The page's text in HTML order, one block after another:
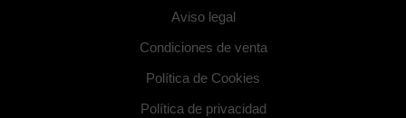
Aviso legal
Condiciones de venta
Política de Cookies
Política de privacidad